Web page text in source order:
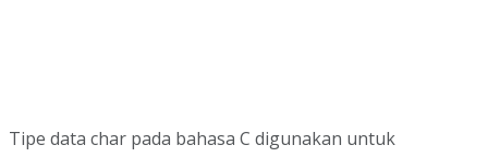
Tipe data char pada bahasa C digunakan untuk